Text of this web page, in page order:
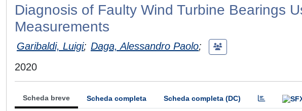
Diagnosis of Faulty Wind Turbine Bearings
Measurements
Garibaldi, Luigi; Daga, Alessandro Paolo;
2020
Scheda breve Scheda completa Scheda completa (DC)